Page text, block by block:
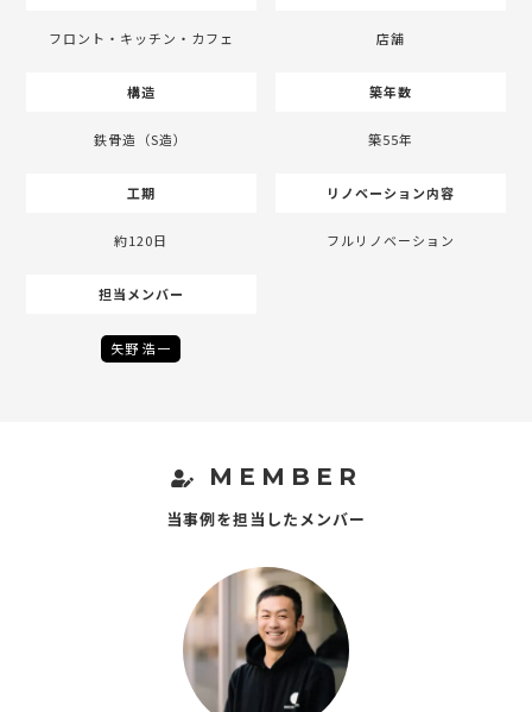
フロント・キッチン・カフェ 店舗
構造
鉄骨造（S造）
築年数
築55年
工期
約120日
リノベーション内容
フルリノベーション
担当メンバー
矢野 浩一
MEMBER
当事例を担当したメンバー